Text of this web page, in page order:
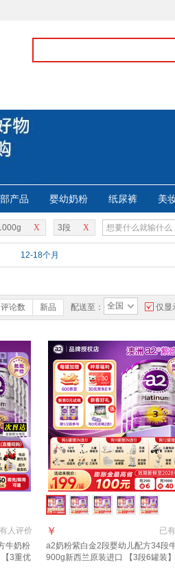
产品 婴幼奶粉 纸尿裤 美
X X
3段
12-18个月
评论数 新品 配送至： 全国 仅显
人评价
牛奶粉
3重优
已有
￥
a2奶粉紫白金2段婴幼儿配方34段
900g新西兰原装进口 【3段6罐装